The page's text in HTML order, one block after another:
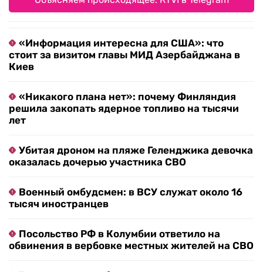
«Информация интересна для США»: что
стоит за визитом главы МИД Азербайджана в
Киев
«Никакого плана нет»: почему Финляндия
решила закопать ядерное топливо на тысячи
лет
Убитая дроном на пляже Геленджика девочка
оказалась дочерью участника СВО
Военный омбудсмен: в ВСУ служат около 16
тысяч иностранцев
Посольство РФ в Колумбии ответило на
обвинения в вербовке местных жителей на СВО